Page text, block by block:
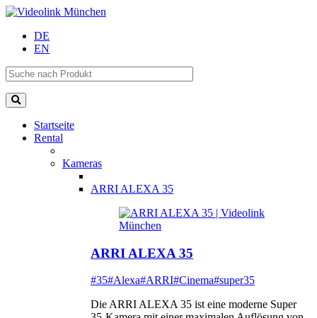
DE
EN
Startseite
Rental
Kameras
ARRI ALEXA 35
ARRI ALEXA 35
#35#Alexa#ARRI#Cinema#super35
Die ARRI ALEXA 35 ist eine moderne Super